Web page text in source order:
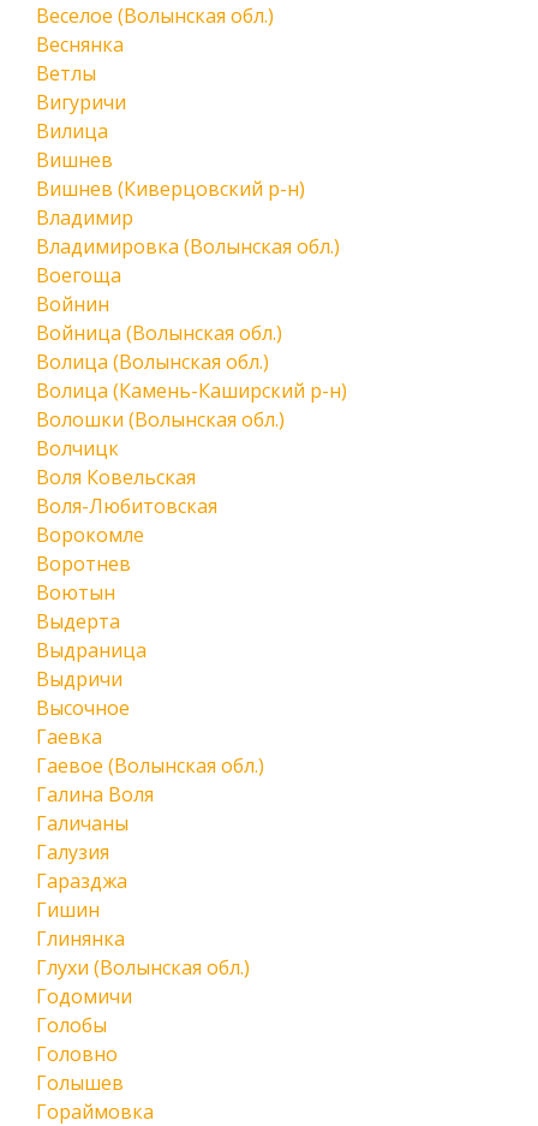
Веселое (Волынская обл.)
Веснянка
Ветлы
Вигуричи
Вилица
Вишнев
Вишнев (Киверцовский р-н)
Владимир
Владимировка (Волынская обл.)
Воегоща
Войнин
Войница (Волынская обл.)
Волица (Волынская обл.)
Волица (Камень-Каширский р-н)
Волошки (Волынская обл.)
Волчицк
Воля Ковельская
Воля-Любитовская
Ворокомле
Воротнев
Воютын
Выдерта
Выдраница
Выдричи
Высочное
Гаевка
Гаевое (Волынская обл.)
Галина Воля
Галичаны
Галузия
Гаразджа
Гишин
Глинянка
Глухи (Волынская обл.)
Годомичи
Голобы
Головно
Голышев
Гораймовка